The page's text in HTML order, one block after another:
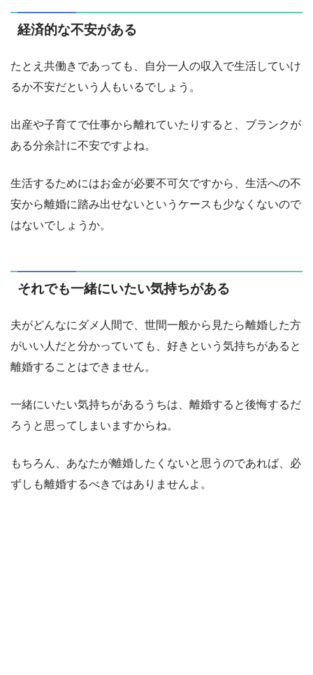
経済的な不安がある
たとえ共働きであっても、自分一人の収入で生活していけ
るか不安だという人もいるでしょう。
出産や子育てで仕事から離れていたりすると、ブランクが
ある分余計に不安ですよね。
生活するためにはお金が必要不可欠ですから、生活への不
安から離婚に踏み出せないというケースも少なくないので
はないでしょうか。
それでも一緒にいたい気持ちがある
夫がどんなにダメ人間で、世間一般から見たら離婚した方
がいい人だと分かっていても、好きという気持ちがあると
離婚することはできません。
一緒にいたい気持ちがあるうちは、離婚すると後悔するだ
ろうと思ってしまいますからね。
もちろん、あなたが離婚したくないと思うのであれば、必
ずしも離婚するべきではありませんよ。